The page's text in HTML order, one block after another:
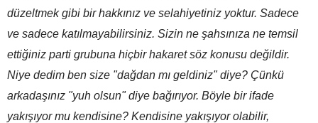
düzeltmek gibi bir hakkınız ve selahiyetiniz yoktur. Sadece
ve sadece katılmayabilirsiniz. Sizin ne şahsınıza ne temsil
ettiğiniz parti grubuna hiçbir hakaret söz konusu değildir.
Niye dedim ben size "dağdan mı geldiniz" diye? Çünkü
arkadaşınız "yuh olsun" diye bağırıyor. Böyle bir ifade
yakışıyor mu kendisine? Kendisine yakışıyor olabilir,